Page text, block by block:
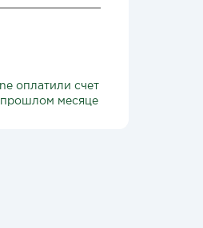
оплатили счет
месяце